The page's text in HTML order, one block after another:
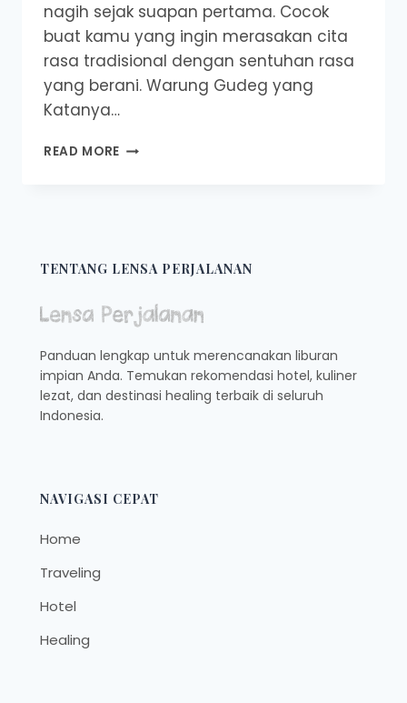
nagih sejak suapan pertama. Cocok
buat kamu yang ingin merasakan cita
rasa tradisional dengan sentuhan rasa
yang berani. Warung Gudeg yang
Katanya…
READ MORE GUDEG
PEDAS
SEMARANG
TENTANG LENSA PERJALANAN
Panduan lengkap untuk merencanakan liburan
impian Anda. Temukan rekomendasi hotel, kuliner
lezat, dan destinasi healing terbaik di seluruh
Indonesia.
NAVIGASI CEPAT
Home
Traveling
Hotel
Healing